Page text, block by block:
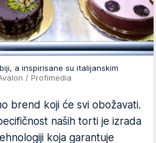
a inspirisane su italijanskim
/ Profimedia
brend koji će svi obožavati.
naših torti je izrada
koja garantuje